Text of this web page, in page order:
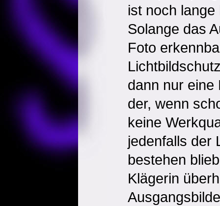
ist noch
Solange das
Foto
dann nur eine
der, wenn
keine
jedenfalls der
bestehen
Klägerin